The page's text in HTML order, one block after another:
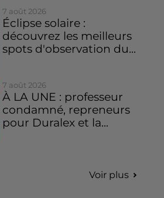
7 août 2026
Éclipse solaire :
découvrez les meilleurs
spots d'observation du...
7 août 2026
À LA UNE : professeur
condamné, repreneurs
pour Duralex et la...
Voir plus